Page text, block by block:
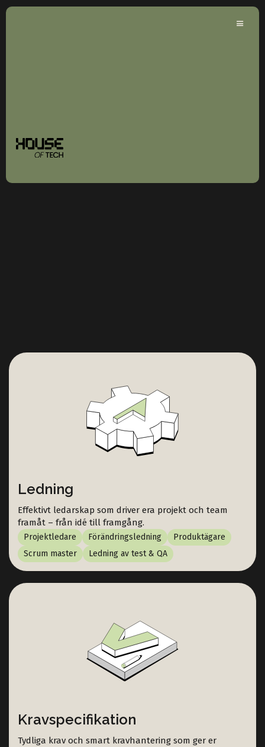
Ledning
Effektivt ledarskap som driver era projekt och team
framåt – från idé till framgång.
Projektledare Förändringsledning
Produktägare
Scrum master
Ledning av test & QA
Kravspecifikation
Tydliga krav och smart kravhantering som ger er